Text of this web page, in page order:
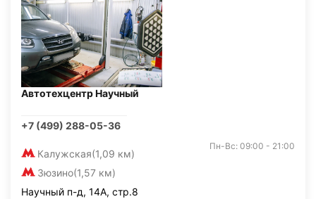
Автотехцентр Научный
+7 (499) 288-05-36
Калужская(1,09 км)
Зюзино(1,57 км)
Пн-Вс: 09:00 - 21:00
Научный п-д, 14А, стр.8